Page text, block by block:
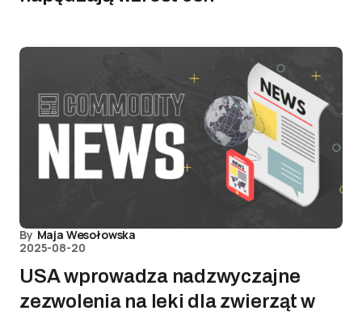
By Maja Wesołowska
2025-08-20
USA wprowadza nadzwyczajne
zezwolenia na leki dla zwierząt w